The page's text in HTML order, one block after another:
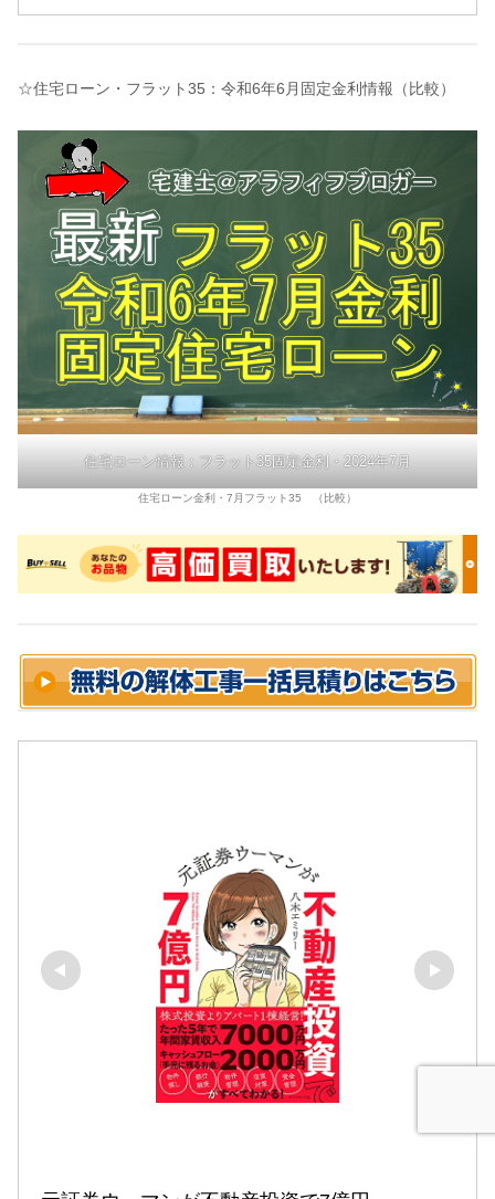
☆住宅ローン・フラット35：令和6年6月固定金利情報（比較）
住宅ローン情報：フラット35固定金利・2024年7月
住宅ローン金利・7月フラット35 （比較）